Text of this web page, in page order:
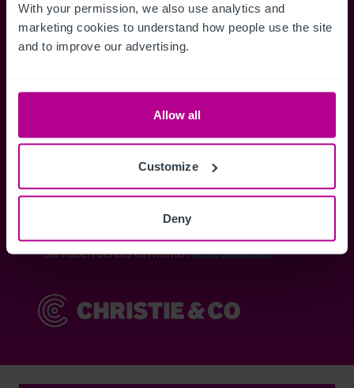
With your permission, we also use analytics and
marketing cookies to understand how people use the site
and to improve our advertising.
Allow all
Customize
Deny
Zugriff auf alle
Informationen
Verkaufsmandate - exklusiv für
Speichern
Suchkriterien
Sie haben bereits ein Konto? Jetzt anmelden